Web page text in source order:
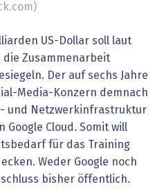
US-Dollar soll laut
die Zusammenarbeit
Der auf sechs Jahre
Media-Konzern demnach
und Netzwerkinfrastruktur
Google Cloud. Somit will
für das Training
Weder Google noch
bisher öffentlich.